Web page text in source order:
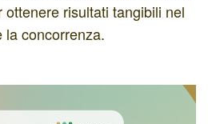
risultati tangibili nel
la concorrenza.